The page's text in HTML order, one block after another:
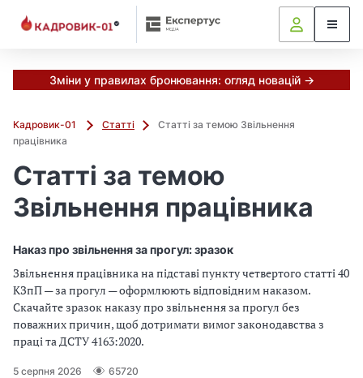
Зміни у правилах бронювання: огляд новацій →
Кадровик-01 Статті
Статті за темою Звільнення
працівника
Статті за темою
Звільнення працівника
Наказ про звільнення за прогул: зразок
Звільнення працівника на підставі пункту четвертого статті 40
КЗпП — за прогул — оформлюють відповідним наказом.
Скачайте зразок наказу про звільнення за прогул без
поважних причин, щоб дотримати вимог законодавства з
праці та ДСТУ 4163:2020.
5 серпня 2026 65720